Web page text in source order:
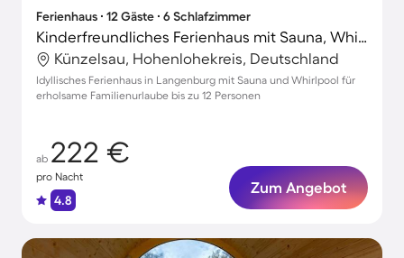
Ferienhaus ∙ 12 Gäste ∙ 6 Schlafzimmer
Kinderfreundliches Ferienhaus mit Sauna, Whirlpool und Terrasse | Ideal für Homeoffice | Haustiere sind willkommen
Künzelsau, Hohenlohekreis, Deutschland
Idyllisches Ferienhaus in Langenburg mit Sauna und Whirlpool für
erholsame Familienurlaube bis zu 12 Personen
ab 222 €
pro Nacht
4.8
Zum Angebot